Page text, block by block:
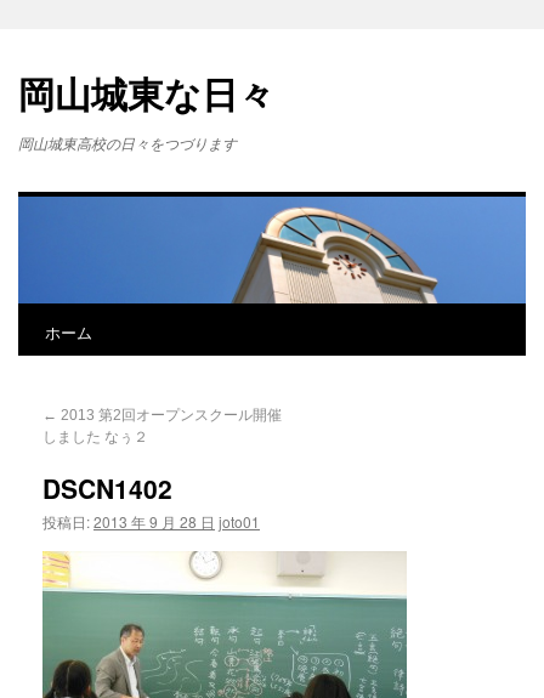
岡山城東な日々
岡山城東高校の日々をつづります
ホーム
← 2013 第2回オープンスクール開催
しました なぅ２
DSCN1402
投稿日:2013 年 9 月 28 日 joto01